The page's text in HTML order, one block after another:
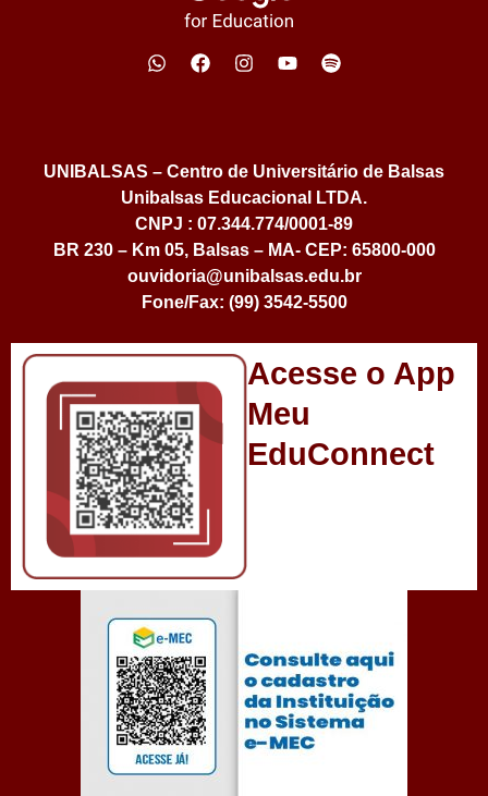
UNIBALSAS – Centro de Universitário de Balsas
Unibalsas Educacional LTDA.
CNPJ : 07.344.774/0001-89
BR 230 – Km 05, Balsas – MA- CEP: 65800-000
ouvidoria@unibalsas.edu.br
Fone/Fax: (99) 3542-5500
Acesse o App
Meu
EduConnect